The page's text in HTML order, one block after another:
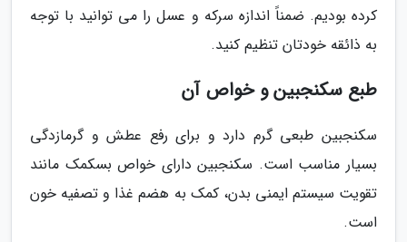
کرده بودیم. ضمناً اندازه سرکه و عسل را می توانید با توجه
به ذائقه خودتان تنظیم کنید.
طبع سکنجبین و خواص آن
سکنجبین طبعی گرم دارد و برای رفع عطش و گرمازدگی
بسیار مناسب است. سکنجبین دارای خواص بسکمک مانند
تقویت سیستم ایمنی بدن، کمک به هضم غذا و تصفیه خون
است.